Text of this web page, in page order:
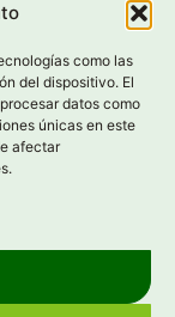
como las
del dispositivo. El
datos como
únicas en este
afectar
PALENCIA